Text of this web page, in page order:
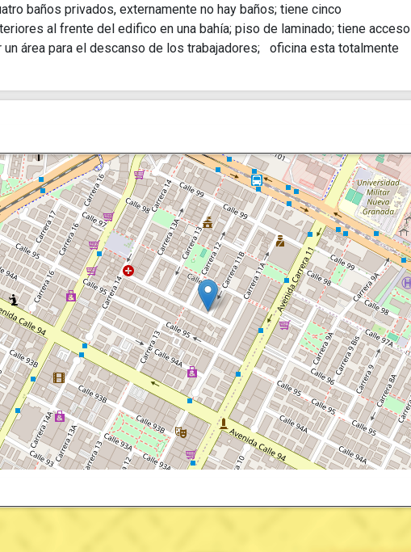
baños privados, externamente no hay baños; tiene cinco
al frente del edifico en una bahía; piso de laminado; tiene acceso
área para el descanso de los trabajadores; oficina esta totalmente